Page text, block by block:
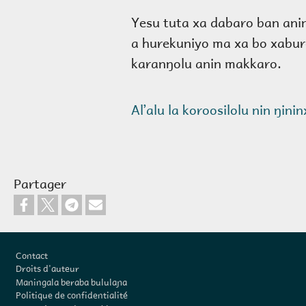
Yesu tuta xa dabaro ban
a hurekuniyo ma xa bo
karanŋolu anin makkaro.
Alʼalu la koroosilolu nin
Partager
Contact
Droits d'auteur
Maningala beraba bululaɲa
Politique de confidentialité